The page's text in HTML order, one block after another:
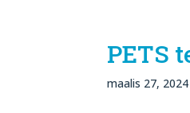
PETS
maalis 27, 2024